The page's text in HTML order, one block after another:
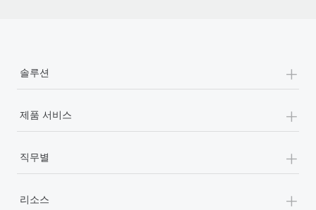
솔루션 +
제품 서비스 +
직무별 +
리소스 +